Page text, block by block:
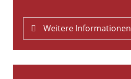
Weitere Informationen